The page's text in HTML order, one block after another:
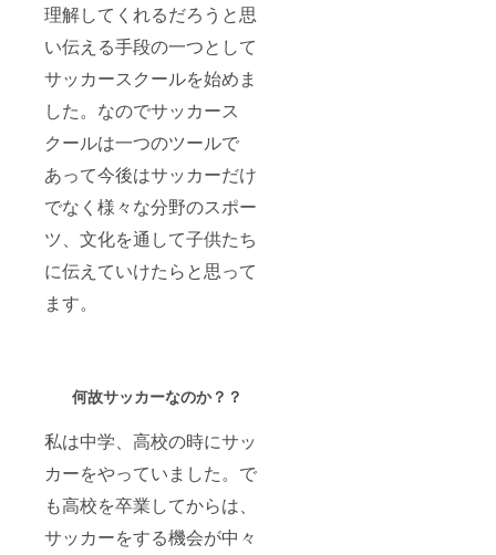
理解してくれるだろうと思
い伝える手段の一つとして
サッカースクールを始めま
した。なのでサッカース
クールは一つのツールで
あって今後はサッカーだけ
でなく様々な分野のスポー
ツ、文化を通して子供たち
に伝えていけたらと思って
ます。
何故サッカーなのか？？
私は中学、高校の時にサッ
カーをやっていました。で
も高校を卒業してからは、
サッカーをする機会が中々